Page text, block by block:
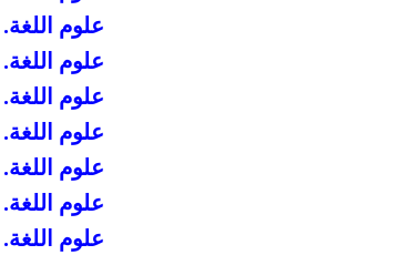
علوم اللغة. 8 – 2
علوم اللغة. 8 – 3
علوم اللغة. 8 – 4
علوم اللغة. 9 – 1
علوم اللغة. 9 – 2
علوم اللغة. 9 – 3
علوم اللغة. 9 – 4.pdf